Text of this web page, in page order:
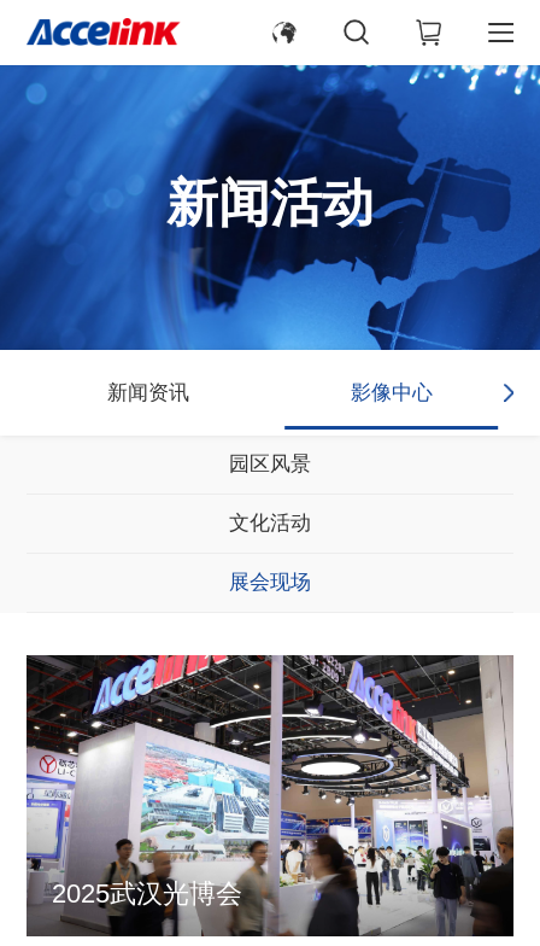
新闻活动
新闻资讯 影像中心
园区风景
文化活动
展会现场
2025武汉光博会